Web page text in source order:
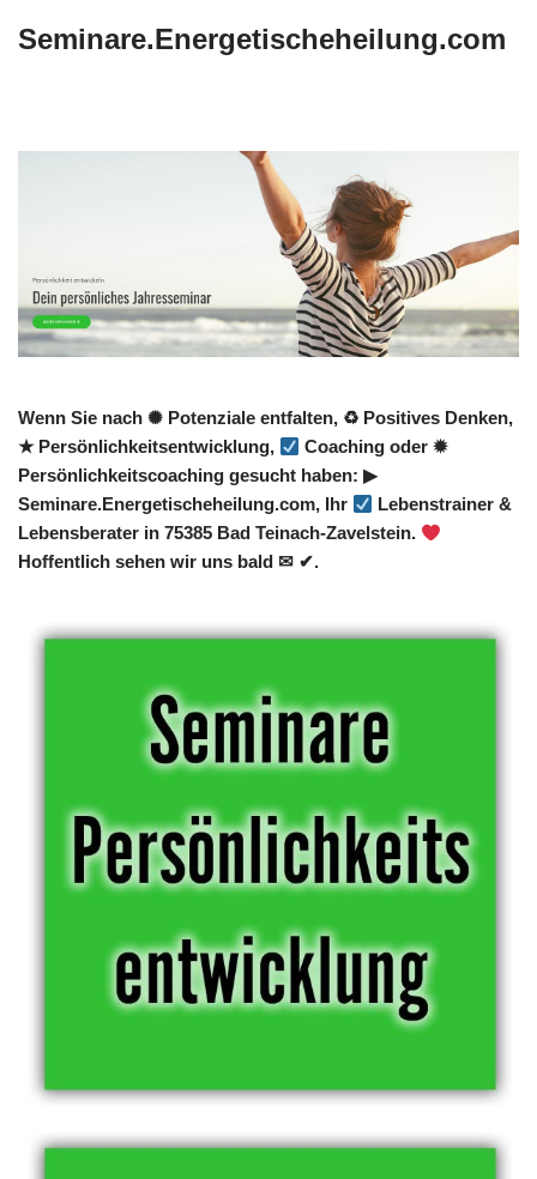
Seminare.Energetischeheilung.com
Wenn Sie nach ✺ Potenziale entfalten, ♻ Positives Denken,
★ Persönlichkeitsentwicklung,
Coaching oder ✹
Persönlichkeitscoaching gesucht haben: ▶︎
Seminare.Energetischeheilung.com, Ihr
Lebenstrainer &
Lebensberater in 75385 Bad Teinach-Zavelstein.
Hoffentlich sehen wir uns bald ✉ ✔.